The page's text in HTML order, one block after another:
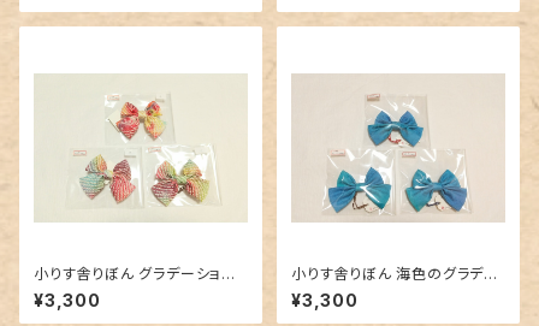
小りす舎りぼん グラデーション
の総絞り
¥3,300
小りす舎りぼん 海色のグラデー
ション
¥3,300